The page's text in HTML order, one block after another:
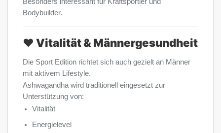
Bodybuilder.
❤️ Vitalität & Männergesundheit
Die Sport Edition richtet sich auch gezielt an Männer
mit aktivem Lifestyle.
Ashwagandha wird traditionell eingesetzt zur
Unterstützung von:
Vitalität
Energielevel